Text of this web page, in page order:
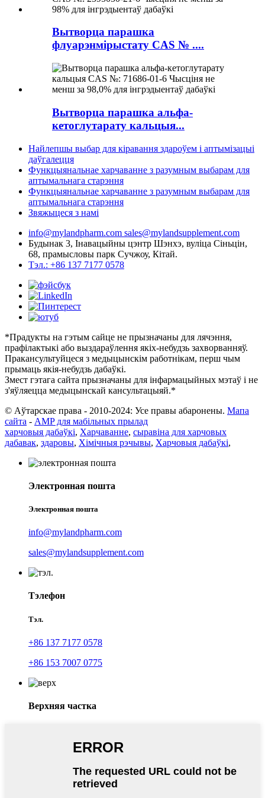
Вытворца парашка
флуарэнмірыстату CAS № ....
Вытворца парашка альфа-
кетоглутарату кальцыя...
Найлепшы выбар для кіравання здароўем і аптымізацыі
даўгалецця
Функцыянальнае харчаванне з разумным выбарам для
аптымальнага старэння
Функцыянальнае харчаванне з разумным выбарам для
аптымальнага старэння
Звяжыцеся з намі
info@mylandpharm.com sales@mylandsupplement.com
Будынак 3, Інавацыйны цэнтр Шэнхэ, вуліца Сіньцін,
68, прамысловы парк Сучжоу, Кітай.
Тэл.: +86 137 7177 0578
*Прадукты на гэтым сайце не прызначаны для лячэння,
прафілактыкі або выздараўлення якіх-небудзь захворванняў.
Пракансультуйцеся з медыцынскім работнікам, перш чым
прымаць якія-небудзь дабаўкі.
Змест гэтага сайта прызначаны для інфармацыйных мэтаў і не
з'яўляецца медыцынскай кансультацыяй.*
© Аўтарскае права - 2010-2024: Усе правы абаронены. Мапа
сайта - AMP для мабільных прылад
харчовыя дабаўкі, Харчаванне, сыравіна для харчовых
дабавак, здаровы, Хімічныя рэчывы, Харчовыя дабаўкі,
Электронная пошта
Электронная пошта
info@mylandpharm.com
sales@mylandsupplement.com
Тэлефон
Тэл.
+86 137 7177 0578
+86 153 7007 0775
Верхняя частка